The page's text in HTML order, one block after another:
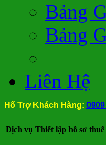
Bảng
Bảng
Liên Hệ
Hổ Trợ Khách Hàng:
Dịch vụ Thiết lập hồ sơ thuế